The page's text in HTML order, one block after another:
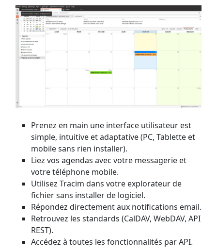
Prenez en main une interface utilisateur est
simple, intuitive et adaptative (PC, Tablette et
mobile sans rien installer).
Liez vos agendas avec votre messagerie et
votre téléphone mobile.
Utilisez Tracim dans votre explorateur de
fichier sans installer de logiciel.
Répondez directement aux notifications email.
Retrouvez les standards (CalDAV, WebDAV, API
REST).
Accédez à toutes les fonctionnalités par API.